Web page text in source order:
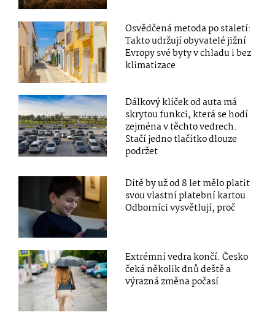
Osvědčená metoda po staletí:
Takto udržují obyvatelé jižní
Evropy své byty v chladu i bez
klimatizace
Dálkový klíček od auta má
skrytou funkci, která se hodí
zejména v těchto vedrech.
Stačí jedno tlačítko dlouze
podržet
Dítě by už od 8 let mělo platit
svou vlastní platební kartou.
Odborníci vysvětlují, proč
Extrémní vedra končí. Česko
čeká několik dnů deště a
výrazná změna počasí